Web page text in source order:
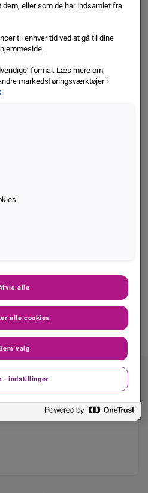
med at overraske
dem, eller som de har indsamlet fra
til enhver tid ved at gå til dine
formal. Læs mere om,
markedsføringsværktøjer i
alle
alle cookies
valg
- indstillinger